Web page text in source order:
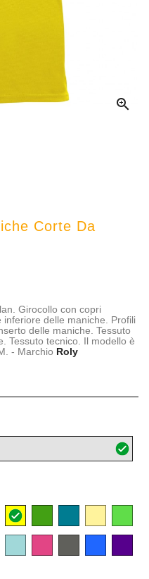

Corte Da
Girocollo con copri
delle maniche. Profili
delle maniche. Tessuto
Tessuto tecnico. Il modello è
- Marchio Roly
giallo
acqua
fluo
fluo
scuro royal scuro